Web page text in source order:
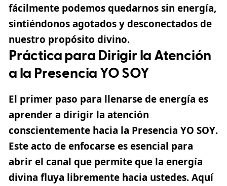
fácilmente podemos quedarnos sin energía,
sintiéndonos agotados y desconectados de
nuestro propósito divino.
Práctica para Dirigir la Atención
a la Presencia YO SOY
El primer paso para llenarse de energía es
aprender a dirigir la atención
conscientemente hacia la Presencia YO SOY.
Este acto de enfocarse es esencial para
abrir el canal que permite que la energía
divina fluya libremente hacia ustedes. Aquí